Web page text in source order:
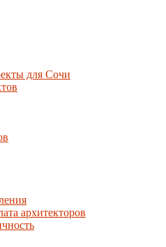
для Сочи
архитекторов